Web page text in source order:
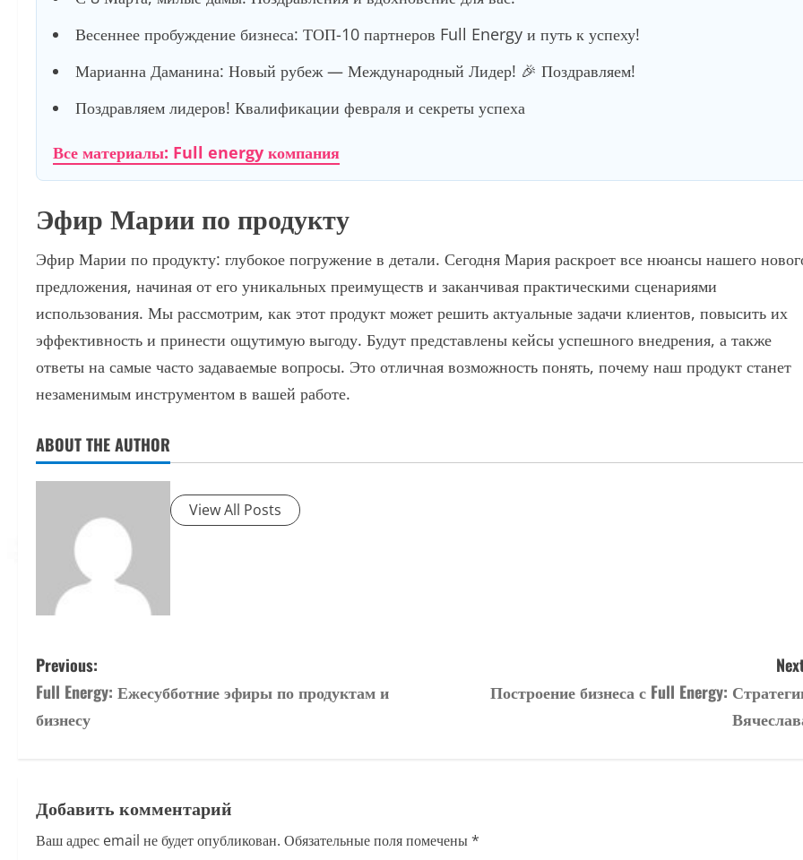
Весеннее пробуждение бизнеса: ТОП-10 партнеров Full Energy и путь к успеху!
Марианна Даманина: Новый рубеж — Международный Лидер! 🎉 Поздравляем!
Поздравляем лидеров! Квалификации февраля и секреты успеха
Все материалы: Full energy компания
Эфир Марии по продукту
Эфир Марии по продукту: глубокое погружение в детали. Сегодня Мария раскроет все нюансы нашего
предложения, начиная от его уникальных преимуществ и заканчивая практическими сценариями
использования. Мы рассмотрим, как этот продукт может решить актуальные задачи клиентов, повысить их
эффективность и принести ощутимую выгоду. Будут представлены кейсы успешного внедрения, а также
ответы на самые часто задаваемые вопросы. Это отличная возможность понять, почему наш продукт станет
незаменимым инструментом в вашей работе.
ABOUT THE AUTHOR
View All Posts
P
o
n
Previous:
Full Energy: Ежесубботние эфиры по продуктам и
бизнесу
Построение бизнеса с Full Energy:
Добавить комментарий
Ваш адрес email не будет опубликован. Обязательные поля помечены*